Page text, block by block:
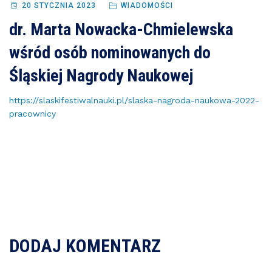
20 STYCZNIA 2023 WIADOMOŚCI
dr. Marta Nowacka-Chmielewska
wśród osób nominowanych do
Śląskiej Nagrody Naukowej
https://slaskifestiwalnauki.pl/slaska-nagroda-naukowa-2022-
pracownicy
DODAJ KOMENTARZ